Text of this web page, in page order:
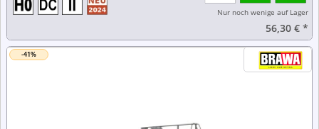
Nur noch wenige auf Lager
56,30 €*
-41%